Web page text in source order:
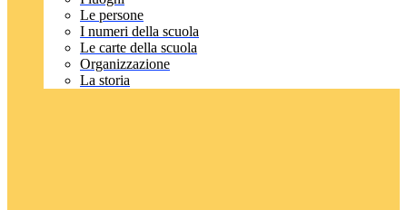
Le persone
I numeri della scuola
Le carte della scuola
Organizzazione
La storia